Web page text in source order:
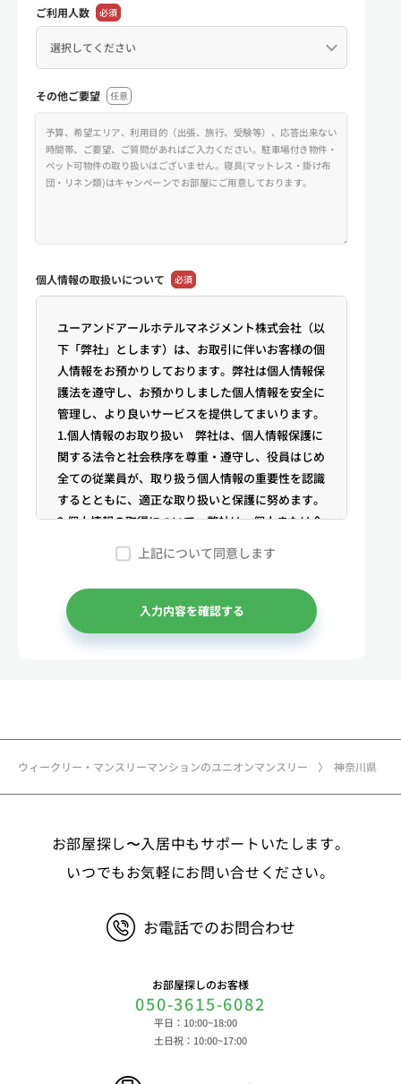
ウィークリー・マンスリーマンションのユニオンマンスリー 神奈川県
ご利用人数 必須
その他ご要望 任意
個人情報の取扱いについて 必須
ユーアンドアールホテルマネジメント株式会社（以
下「弊社」とします）は、お取引に伴いお客様の個
人情報をお預かりしております。弊社は個人情報保
護法を遵守し、お預かりしました個人情報を安全に
管理し、より良いサービスを提供してまいります。
1.個人情報のお取り扱い 弊社は、個人情報保護に
関する法令と社会秩序を尊重・遵守し、役員はじめ
全ての従業員が、取り扱う個人情報の重要性を認識
するとともに、適正な取り扱いと保護に努めます。
2.個人情報の取得について 弊社は、個人または企
業からの電話・メール等のお問合せや公開情報（登
記簿謄本、電話帳、インターネット掲載情報等）な
どから適法かつ公正な手段により個人情報を取得い
たします。
3.弊社が保有する個人情報 （1）マンスリー物件
メールアドレス、アカウントのIDおよびパスワー
等 ③決済に関する情報 クレジットカードに関す
ービスのご利用に際して取得する情報 端末識別
子、広告識別子、IPアドレス、クッキーデータおよ
閲覧時刻、リファラー情報ならびにクッキーIDや広
対するお問い合わせ・ご連絡等に関する情報等 ま
た、お客様の個人情報は、弊社のデータベースシス
テムに登録されます。登録されるお客様の個人情報
積書等をもとに登録されます。 （2）弊社と賃貸
上記について同意します
入力内容を確認する
お部屋探し〜入居中もサポートいたします。
いつでもお気軽にお問い合せください。
お電話でのお問合わせ
お部屋探しのお客様
050-3615-6082
平日：10:00~18:00
土日祝：10:00~17:00